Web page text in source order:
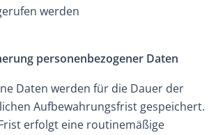
werden
personenbezogener Daten
Daten werden für die Dauer der
Aufbewahrungsfrist gespeichert.
erfolgt eine routinemäßige